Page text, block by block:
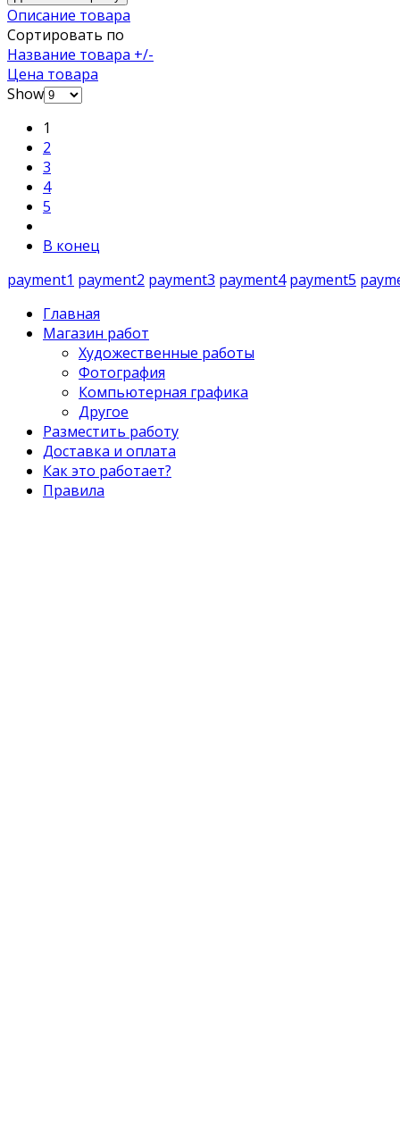
Описание товара
Сортировать по
Название товара +/-
Цена товара
Show
1
2
3
4
5
В конец
payment1 payment2 payment3 payment4 payment5
Главная
Магазин работ
Художественные работы
Фотография
Компьютерная графика
Другое
Разместить работу
Доставка и оплата
Как это работает?
Правила